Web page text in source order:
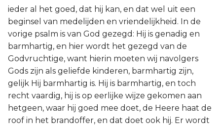
ieder al het goed, dat hij kan, en dat wel uit een
beginsel van medelijden en vriendelijkheid. In de
vorige psalm is van God gezegd: Hij is genadig en
barmhartig, en hier wordt het gezegd van de
Godvruchtige, want hierin moeten wij navolgers
Gods zijn als geliefde kinderen, barmhartig zijn,
gelijk Hij barmhartig is. Hij is barmhartig, en toch
recht vaardig, hij is op eerlijke wijze gekomen aan
hetgeen, waar hij goed mee doet, de Heere haat de
roof in het brandoffer, en dat doet ook hij. Er wordt